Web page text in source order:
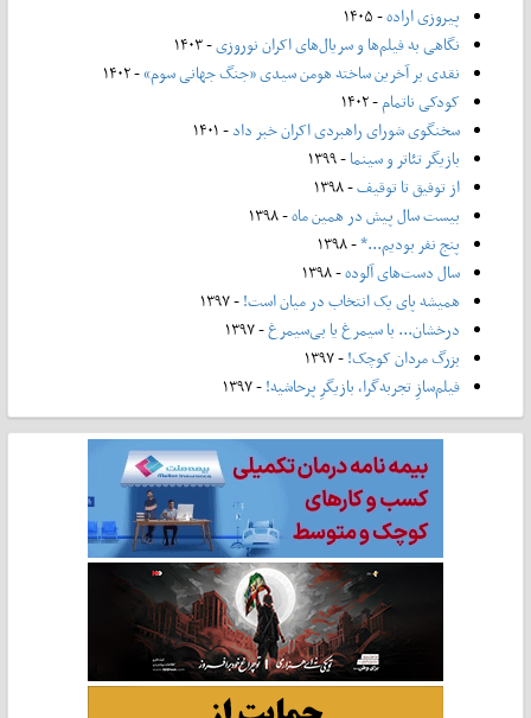
پیروزی اراده- ۱۴۰۵
نگاهی به فیلم‌ها و سریال‌های اکران نوروزی- ۱۴۰۳
نقدی بر آخرین ساخته هومن سیدی «جنگ جهانی سوم»- ۱۴۰۲
کودکی ناتمام- ۱۴۰۲
سخنگوی شورای راهبردی اکران خبر داد- ۱۴۰۱
بازیگر تئاتر و سینما- ۱۳۹۹
از توفیق تا توقیف- ۱۳۹۸
بیست سال پیش در همین ماه- ۱۳۹۸
پنج نفر بودیم...*- ۱۳۹۸
سال دست‌های آلوده- ۱۳۹۸
همیشه پای یک انتخاب در میان است!- ۱۳۹۷
درخشان... با سیمرغ یا بی‌سیمرغ- ۱۳۹۷
بزرگ مردان کوچک!- ۱۳۹۷
فیلم‌سازِ تجربه‌گرا، بازیگرِ پرحاشیه!- ۱۳۹۷